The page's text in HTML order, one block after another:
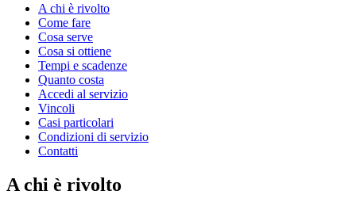
A chi è rivolto
Come fare
Cosa serve
Cosa si ottiene
Tempi e scadenze
Quanto costa
Accedi al servizio
Vincoli
Casi particolari
Condizioni di servizio
Contatti
A chi è rivolto